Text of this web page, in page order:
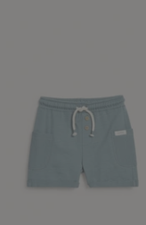
Shorts mit